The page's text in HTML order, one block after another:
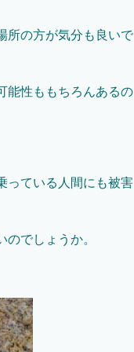
所の方が気分も良いで
能性ももちろんあるの
っている人間にも被害
でしょうか。